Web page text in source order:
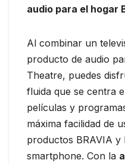
audio para el hogar
Al combinar un
producto de audio
Theatre, puedes
fluida que se centra
películas y
máxima facilidad de
productos BRAVIA y
smartphone. Con la